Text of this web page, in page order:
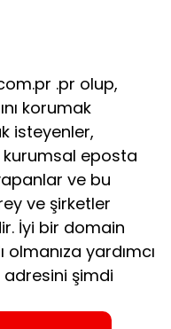
.pr olup,
korumak
isteyenler,
eposta
ve bu
ve şirketler
İyi bir domain
yardımcı
şimdi